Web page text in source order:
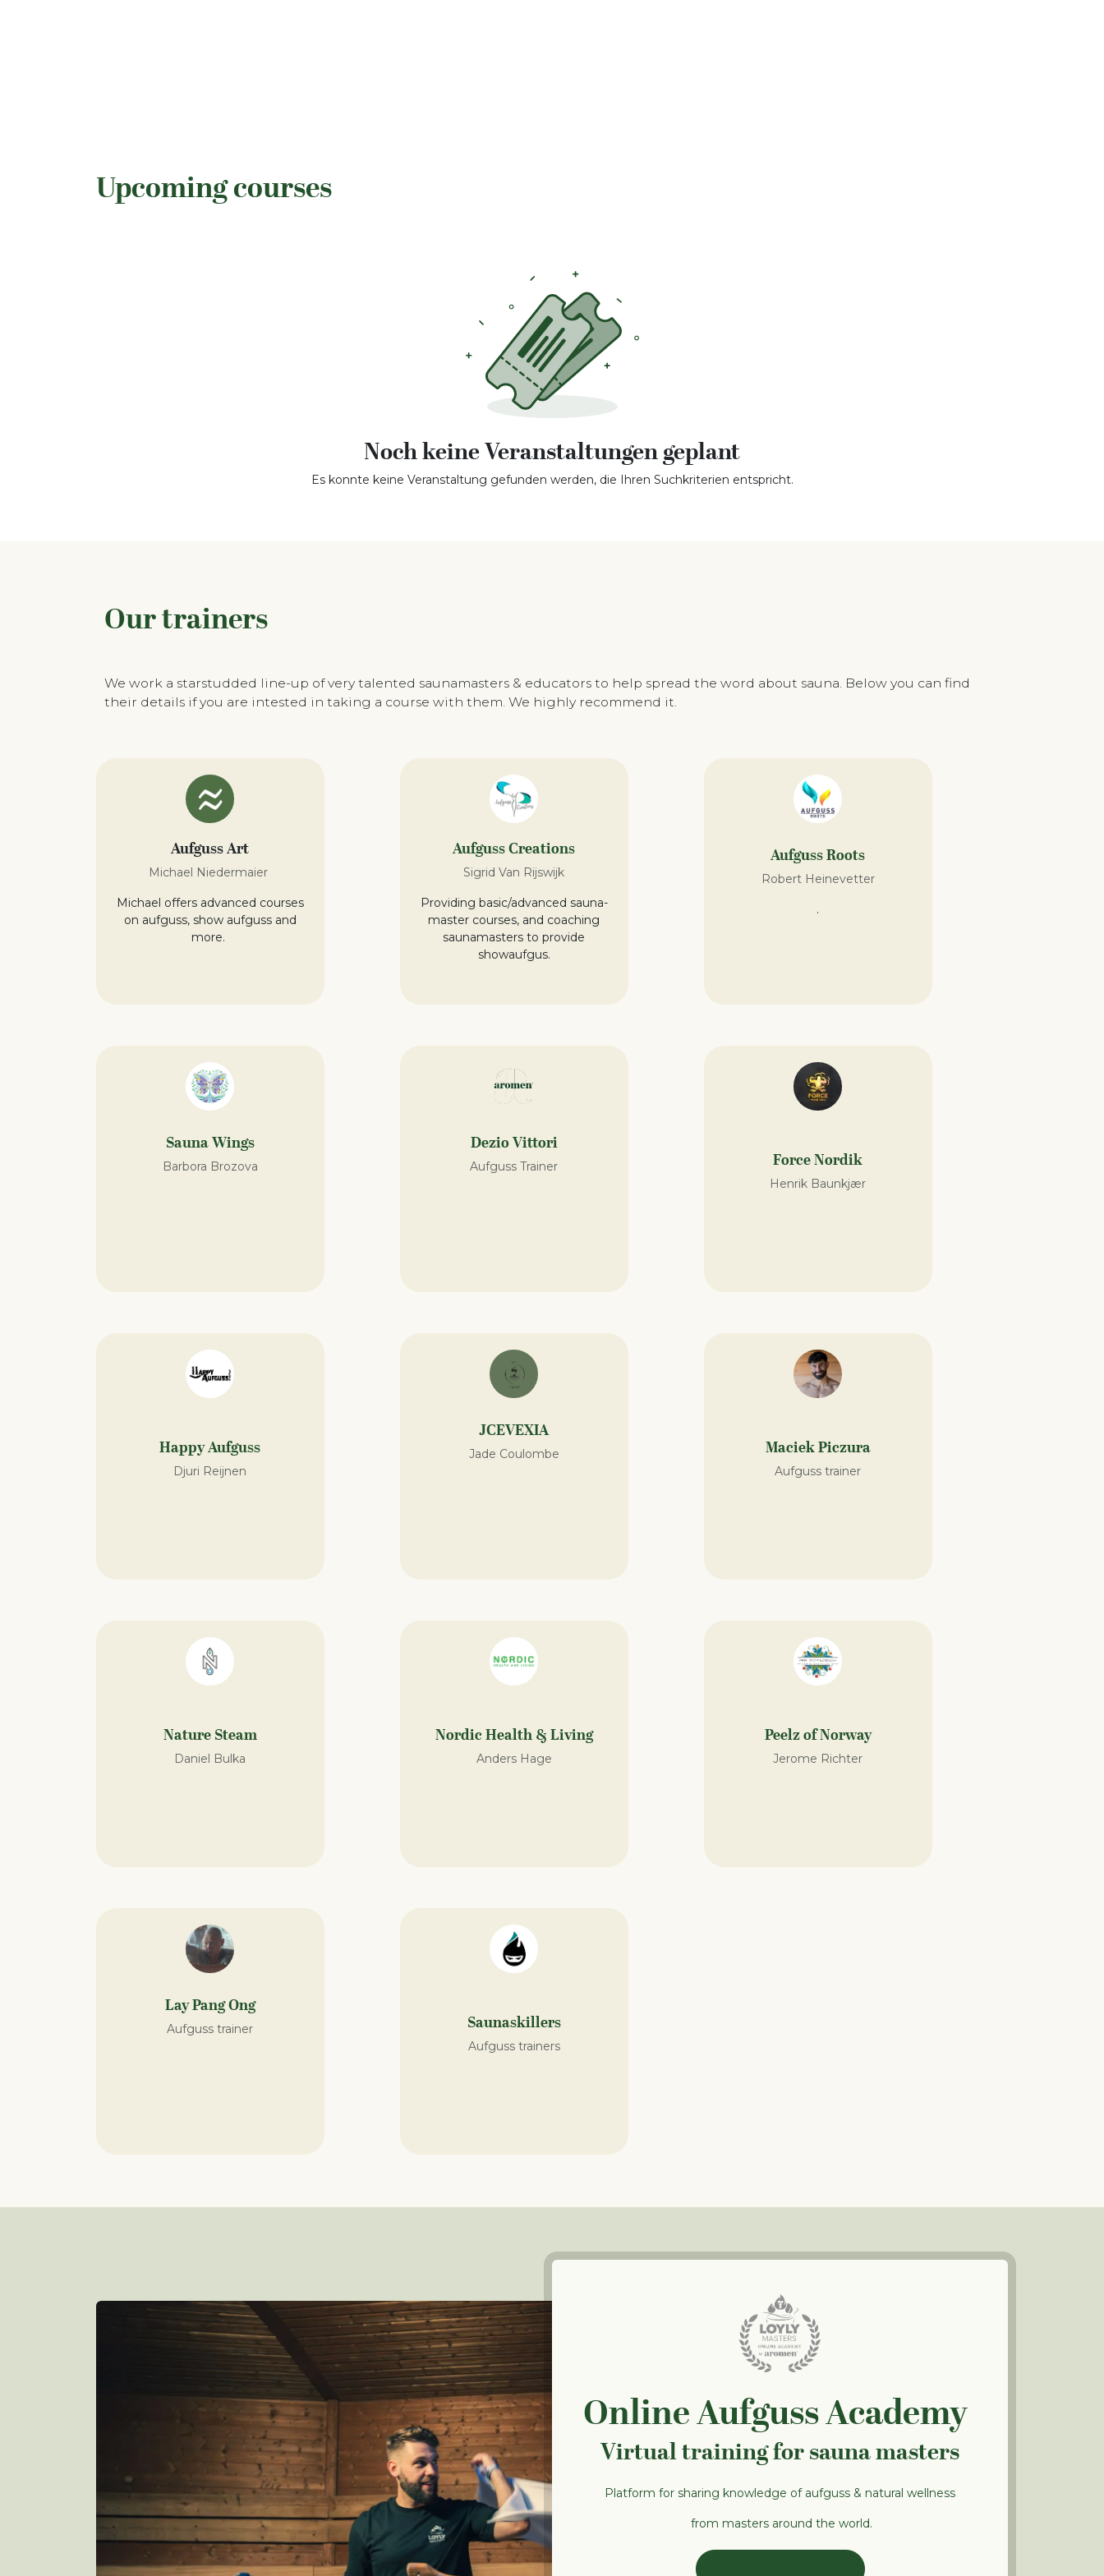
Upcoming courses
Noch keine Veranstaltungen geplant
Es konnte keine Veranstaltung gefunden werden, die Ihren Suchkriterien entspricht.
Our trainers
We work a starstudded line-up of very talented saunamasters & educators to help spread the word about sauna. Below you can find
their details if you are intested in taking a course with them. We highly recommend it.
Aufguss Art
Michael Niedermaier
Michael offers advanced courses
on aufguss, show aufguss and
more.
Aufguss Creations
Sigrid Van Rijswijk
Providing basic/advanced sauna-
master courses, and coaching
saunamasters to provide
showaufgus.
Aufguss Roots
Robert Heinevetter
.
Sauna Wings
Barbora Brozova
Dezio Vittori
Aufguss Trainer Force Nordik
Henrik Baunkjær
Happy Aufguss
Djuri Reijnen
JCEVEXIA
Jade Coulombe Maciek Piczura
Aufguss trainer
Peelz of Norway
Jerome Richter
Nordic Health & Living
Anders Hage
Nature Steam
Daniel Bulka
Lay Pang Ong
Aufguss trainer Saunaskillers
Aufguss trainers
Online Aufguss Academy
Virtual training for sauna masters
Platform for sharing knowledge of aufguss & natural wellness
from masters around the world.